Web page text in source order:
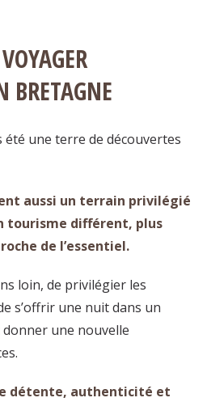
BRETAGNE
une terre de découvertes
aussi un terrain privilégié
tourisme différent, plus
de l’essentiel.
loin, de privilégier les
s’offrir une nuit dans un
donner une nouvelle
détente, authenticité et